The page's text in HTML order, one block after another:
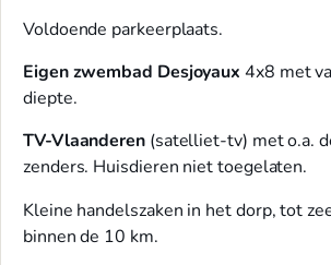
Voldoende parkeerplaats.
Eigenzwembad Desjoyaux4x8 met
diepte.
TV-Vlaanderen (satelliet-tv) met o.a.
zenders. Huisdieren niet toegelaten.
Kleine handelszaken in het dorp, tot
binnen de 10 km.